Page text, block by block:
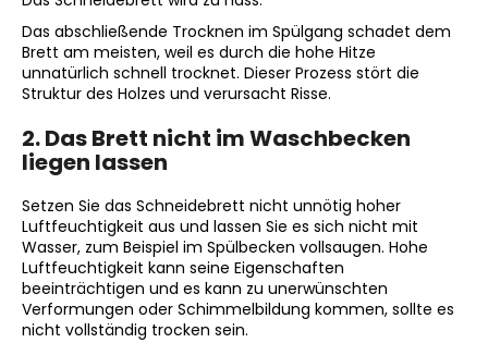
Das abschließende Trocknen im Spülgang schadet dem
Brett am meisten, weil es durch die hohe Hitze
unnatürlich schnell trocknet. Dieser Prozess stört die
Struktur des Holzes und verursacht Risse.
2. Das Brett nicht im Waschbecken
liegen lassen
Setzen Sie das Schneidebrett nicht unnötig hoher
Luftfeuchtigkeit aus und lassen Sie es sich nicht mit
Wasser, zum Beispiel im Spülbecken vollsaugen. Hohe
Luftfeuchtigkeit kann seine Eigenschaften
beeinträchtigen und es kann zu unerwünschten
Verformungen oder Schimmelbildung kommen, sollte es
nicht vollständig trocken sein.